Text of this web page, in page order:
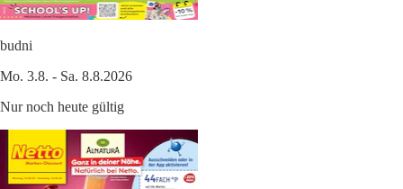
budni
Mo. 3.8. - Sa. 8.8.2026
Nur noch heute gültig